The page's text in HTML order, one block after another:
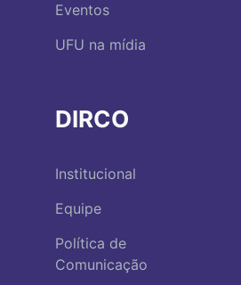
Eventos
UFU na mídia
DIRCO
Institucional
Equipe
Política de
Comunicação